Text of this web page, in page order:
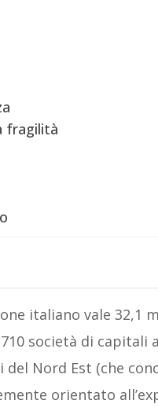
fragilità
italiano vale 32,1
società di capitali
Nord Est (che
orientato